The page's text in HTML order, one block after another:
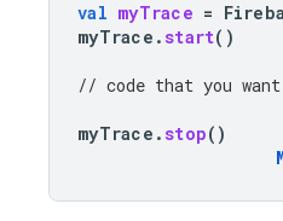
val myTrace =
myTrace . start()
// code that you
myTrace . stop()